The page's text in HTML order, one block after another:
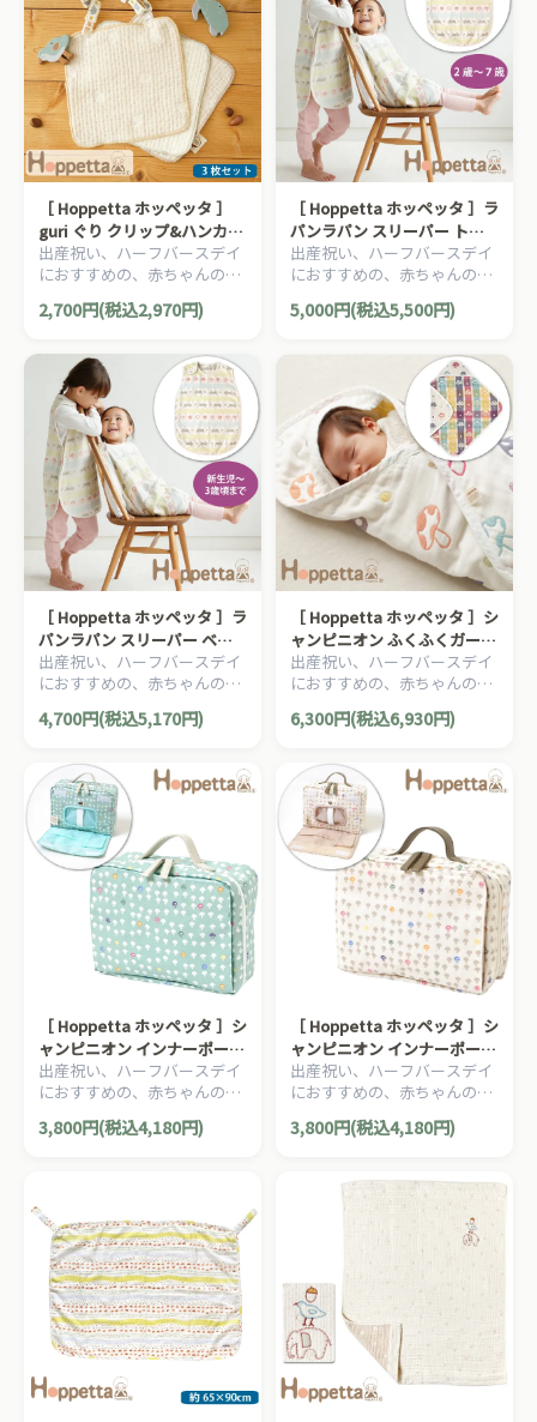
［ Hoppetta ホッペッタ ］
guri ぐり クリップ&ハンカチ
スタイ 3枚セット FICELLE フ
ィセル 日本製 よだれかけ お
しゃぶりホルダー
出産祝い、ハーフバースデイ
におすすめの、赤ちゃんのほ
っぺたのような、ナチュラル
な暖かさを大切にした、
＆ベビー用品です。
2,700円(税込2,970円)
［ Hoppetta ホッペッタ ］ラ
パンラパン スリーパー トド
ラー・キッズサイズ ふくふく
ガーゼ 6重ガーゼFICELLE フ
ィセル 日本製 2～7歳頃まで
出産祝い、ハーフバースデイ
におすすめの、赤ちゃんのほ
っぺたのような、ナチュラル
な暖かさを大切にした、
＆ベビー用品です。
5,000円(税込5,500円)
［ Hoppetta ホッペッタ ］ラ
パンラパン スリーパー ベビ
ーサイズ ふくふくガーゼ 6重
ガーゼFICELLE フィセル 日本
製 新生児～3歳頃まで
出産祝い、ハーフバースデイ
におすすめの、赤ちゃんのほ
っぺたのような、ナチュラル
な暖かさを大切にした、
＆ベビー用品です。
4,700円(税込5,170円)
［ Hoppetta ホッペッタ ］シ
ャンピニオン ふくふくガーゼ
6重ガーゼ アフガン FICELLE
フィセル 日本製 おくるみ 授
乳ケープ ベビーカー用ブラン
ケット 約85×85cm
出産祝い、ハーフバースデイ
におすすめの、赤ちゃんのほ
っぺたのような、ナチュラル
な暖かさを大切にした、
＆ベビー用品です。
6,300円(税込6,930円)
［ Hoppetta ホッペッタ ］シ
ャンピニオン インナーポーチ
ブルーサーフ FICELLE フィセ
ル 消臭加工 サコッシュ オム
ツ入れ
出産祝い、ハーフバースデイ
におすすめの、赤ちゃんのほ
っぺたのような、ナチュラル
な暖かさを大切にした、
3,800円(税込4,180円)
［ Hoppetta ホッペッタ ］シ
ャンピニオン インナーポーチ
バニラアイス FICELLE フィセ
ル 消臭加工 サコッシュ オム
ツ入れ
出産祝い、ハーフバースデイ
におすすめの、赤ちゃんのほ
っぺたのような、ナチュラル
な暖かさを大切にした、
＆ベビー用品です。
3,800円(税込4,180円)